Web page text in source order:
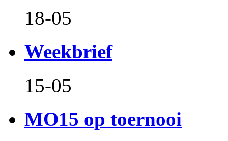
18-05
Weekbrief
15-05
MO15 op toernooi